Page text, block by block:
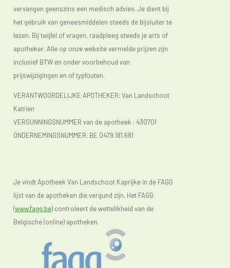
vervangen geenszins een medisch advies. Je dient bij
het gebruik van geneesmiddelen steeds de bijsluiter te
lezen. Bij twijfel of vragen, raadpleeg steeds je arts of
apotheker. Alle op onze website vermelde prijzen zijn
inclusief BTW en onder voorbehoud van
prijswijzigingen en of typfouten.
VERANTWOORDELIJKE APOTHEKER: Van Landschoot
Katrien
VERGUNNINGSNUMMER van de apotheek : 430701
ONDERNEMINGSNUMMER: BE 0479.181.681
Je vindt Apotheek Van Landschoot Kaprijke in de FAGG
lijst van de apotheken die vergund zijn. Het FAGG
(www.fagg.be) controleert de wettelikheid van de
Belgische (online) apotheken.